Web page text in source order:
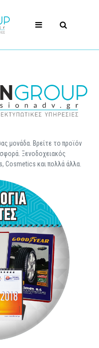
μονάδα. Βρείτε το προϊόν
Ξενοδοχειακός
Cosmetics και πολλά άλλα.